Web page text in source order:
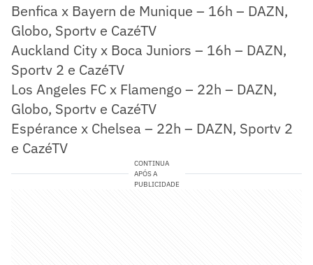
Benfica x Bayern de Munique – 16h – DAZN,
Globo, Sportv e CazéTV
Auckland City x Boca Juniors – 16h – DAZN,
Sportv 2 e CazéTV
Los Angeles FC x Flamengo – 22h – DAZN,
Globo, Sportv e CazéTV
Espérance x Chelsea – 22h – DAZN, Sportv 2
e CazéTV
CONTINUA
APÓS A
PUBLICIDADE